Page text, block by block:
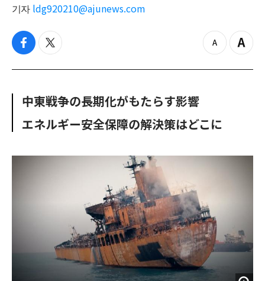
기자 ldg920210@ajunews.com
f
c
o
k
t
i
e
z
o
Z
o
中東戦争の長期化がもたらす影響
エネルギー安全保障の解決策はどこに